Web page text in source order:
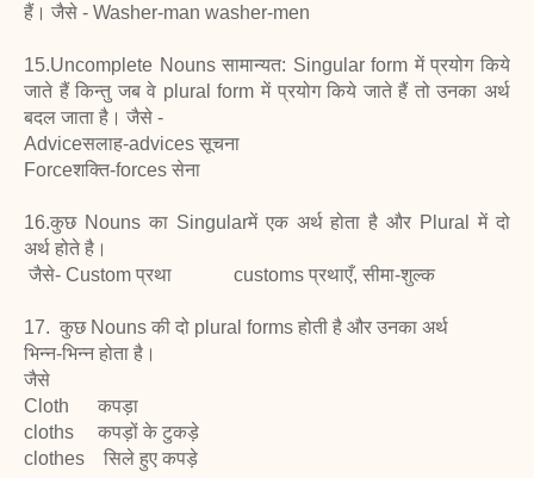
हैं। जैसे - Washer-man washer-men
15.Uncomplete Nouns सामान्यत: Singular form में प्रयोग किये
जाते हैं किन्तु जब वे plural form में प्रयोग किये जाते हैं तो उनका अर्थ
बदल जाता है। जैसे -
Adviceसलाह-advices सूचना
Forceशक्ति-forces सेना
16.कुछ Nouns का Singularमें एक अर्थ होता है और Plural में दो
अर्थ होते है।
जैसे- Custom प्रथा customs प्रथाएँ, सीमा-शुल्क
17. कुछ Nouns की दो plural forms होती है और उनका अर्थ
भिन्न-भिन्न होता है।
जैसे
Cloth कपड़ा
cloths कपड़ों के टुकड़े
clothes सिले हुए कपड़े